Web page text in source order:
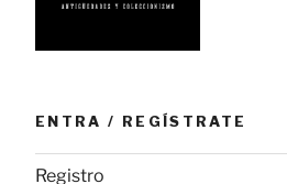
ENTRA / REGÍSTRATE
Registro